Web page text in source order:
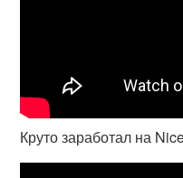
Круто заработал на